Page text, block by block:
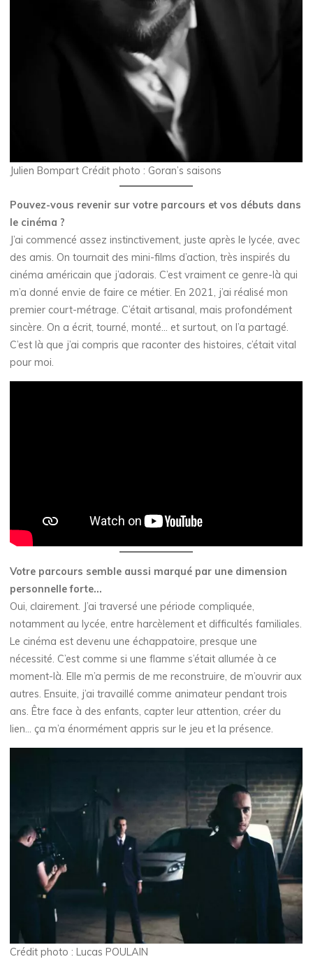
Julien Bompart Crédit photo : Goran’s saisons
Pouvez-vous revenir sur votre parcours et vos débuts dans
le cinéma ?
J’ai commencé assez instinctivement, juste après le lycée, avec
des amis. On tournait des mini-films d’action, très inspirés du
cinéma américain que j’adorais. C’est vraiment ce genre-là qui
m’a donné envie de faire ce métier. En 2021, j’ai réalisé mon
premier court-métrage. C’était artisanal, mais profondément
sincère. On a écrit, tourné, monté… et surtout, on l’a partagé.
C’est là que j’ai compris que raconter des histoires, c’était vital
pour moi.
Votre parcours semble aussi marqué par une dimension
personnelle forte…
Oui, clairement. J’ai traversé une période compliquée,
notamment au lycée, entre harcèlement et difficultés familiales.
Le cinéma est devenu une échappatoire, presque une
nécessité. C’est comme si une flamme s’était allumée à ce
moment-là. Elle m’a permis de me reconstruire, de m’ouvrir aux
autres. Ensuite, j’ai travaillé comme animateur pendant trois
ans. Être face à des enfants, capter leur attention, créer du
lien… ça m’a énormément appris sur le jeu et la présence.
Crédit photo : Lucas POULAIN